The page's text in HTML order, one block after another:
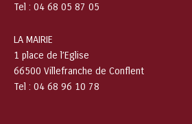
Tel : 04 68 05 87 05
LA MAIRIE
1 place de l’Eglise
66500 Villefranche de Conflent
Tel : 04 68 96 10 78